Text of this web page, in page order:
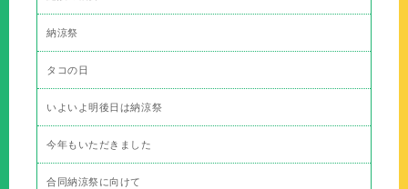
納涼祭
タコの日
いよいよ明後日は納涼祭
今年もいただきました
合同納涼祭に向けて